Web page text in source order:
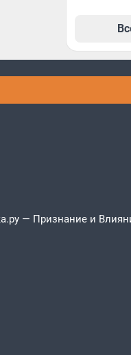
— Признание и